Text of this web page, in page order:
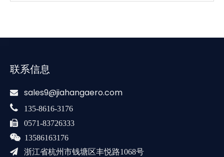
联系信息
 sales9@jiahangaero.com
 135-8616-3176
 0571-83726333
 13586163176
 浙江省杭州市钱塘区丰悦路1068号